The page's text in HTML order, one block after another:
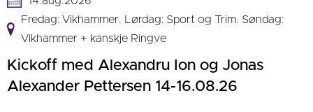
Fredag: Vikhammer. Lørdag: Sport og Trim. Søndag:
Vikhammer + kanskje Ringve
Kickoff med Alexandru Ion og Jonas
Alexander Pettersen 14-16.08.26